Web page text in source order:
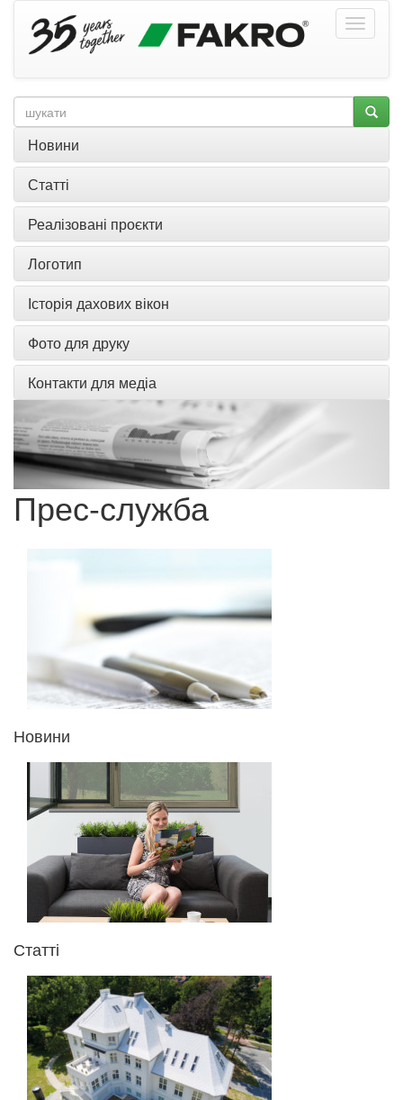
Новини
Статті
Реалізовані проєкти
Логотип
Історія дахових вікон
Фото для друку
Контакти для медіа
Прес-служба
Новини
Статті